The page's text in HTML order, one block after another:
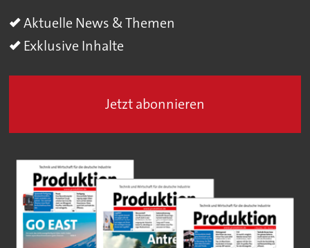
Aktuelle News & Themen
Exklusive Inhalte
Jetzt abonnieren